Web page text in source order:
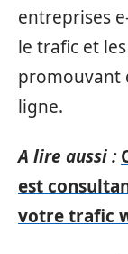
entreprises
le trafic et
promouvant
ligne.
A lire aussi :
est
votre trafic